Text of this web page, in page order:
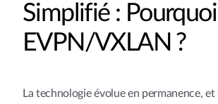
Simplifié : Pourquoi
EVPN/VXLAN ?
La technologie évolue en permanence,